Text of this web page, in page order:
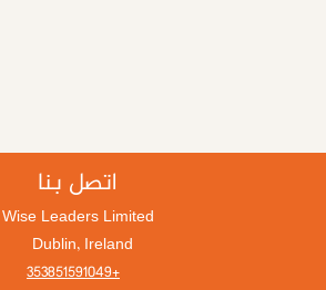
اتصل بنا
Wise Leaders Limited
Dublin, Ireland
+353851591049